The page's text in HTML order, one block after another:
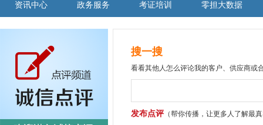
资讯中心 政务服务 考证培训 零担大数据
搜一搜
看看其他人怎么评论我的客户、供应商或
发布点评（帮你传播，让更多人了解最